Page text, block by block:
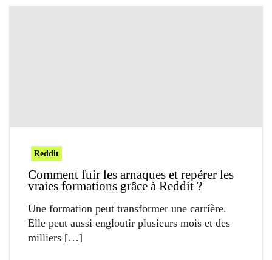
Reddit
Comment fuir les arnaques et repérer les
vraies formations grâce à Reddit ?
Une formation peut transformer une carrière.
Elle peut aussi engloutir plusieurs mois et des
milliers